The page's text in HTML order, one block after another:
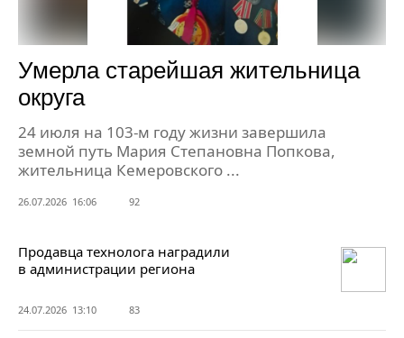
Умерла старейшая жительница
округа
24 июля на 103-м году жизни завершила
земной путь Мария Степановна Попкова,
жительница Кемеровского ...
26.07.2026 16:06 92
Продавца технолога наградили
в администрации региона
24.07.2026 13:10 83